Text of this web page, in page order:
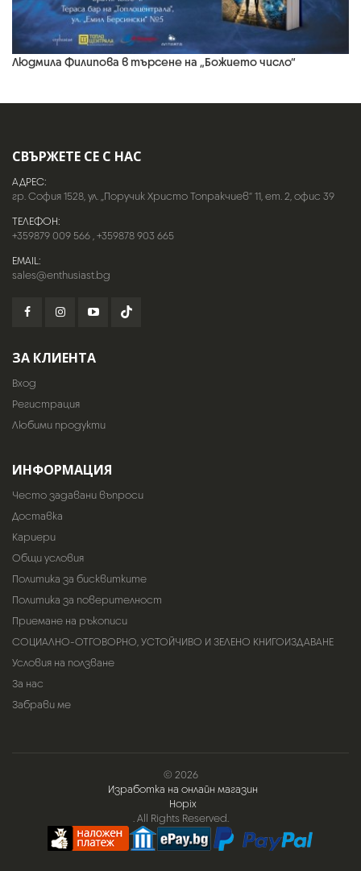
Людмила Филипова в търсене на „Божието число“
СВЪРЖЕТЕ СЕ С НАС
АДРЕС:
гр. София 1528, ул. „Поручик Христо Топракчиев“ 11, ет. 2, офис 39
ТЕЛЕФОН:
+359879 009 566,+359878 903 665
EMAIL:
sales@enthusiast.bg
ЗА КЛИЕНТА
Вход
Регистрация
Любими продукти
ИНФОРМАЦИЯ
Често задавани въпроси
Доставка
Кариери
Общи условия
Политика за бисквитките
Политика за поверителност
Приемане на ръкописи
СОЦИАЛНО-ОТГОВОРНО, УСТОЙЧИВО И ЗЕЛЕНО КНИГОИЗДАВАНЕ
Условия на ползване
За нас
Забрави ме
© 2026
Изработка на онлайн магазин
Hopix
. All Rights Reserved.